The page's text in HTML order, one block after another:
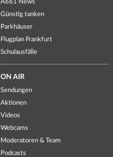
A661 News
Günstig tanken
Parkhäuser
Flugplan Frankfurt
Schulausfälle
ON AIR
Sendungen
Aktionen
Videos
Webcams
Moderatoren & Team
Podcasts